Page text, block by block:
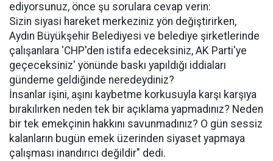
ediyorsunuz, önce şu sorulara cevap verin:
Sizin siyasi hareket merkeziniz yön değiştirirken,
Aydın Büyükşehir Belediyesi ve belediye şirketlerinde
çalışanlara 'CHP'den istifa edeceksiniz, AK Parti'ye
geçeceksiniz' yönünde baskı yapıldığı iddiaları
gündeme geldiğinde neredeydiniz?
İnsanlar işini, aşını kaybetme korkusuyla karşı karşıya
bırakılırken neden tek bir açıklama yapmadınız? Neden
bir tek emekçinin hakkını savunmadınız? O gün sessiz
kalanların bugün emek üzerinden siyaset yapmaya
çalışması inandırıcı değildir" dedi.